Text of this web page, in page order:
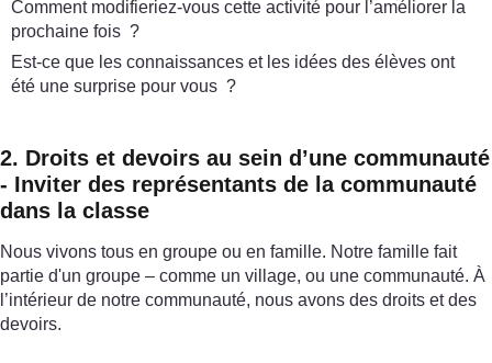
Comment modifieriez-vous cette activité pour l’améliorer la
prochaine fois ?
Est-ce que les connaissances et les idées des élèves ont
été une surprise pour vous ?
2. Droits et devoirs au sein d’une communauté
- Inviter des représentants de la communauté
dans la classe
Nous vivons tous en groupe ou en famille. Notre famille fait
partie d'un groupe – comme un village, ou une communauté. À
l’intérieur de notre communauté, nous avons des droits et des
devoirs.